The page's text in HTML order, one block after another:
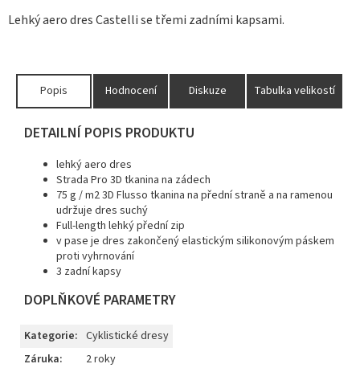
Lehký aero dres Castelli se třemi zadními kapsami.
Popis Hodnocení Diskuze Tabulka velikostí
DETAILNÍ POPIS PRODUKTU
lehký aero dres
Strada Pro 3D tkanina na zádech
75 g / m2 3D Flusso tkanina na přední straně a na ramenou
udržuje dres suchý
Full-length lehký přední zip
v pase je dres zakončený elastickým silikonovým páskem
proti vyhrnování
3 zadní kapsy
DOPLŇKOVÉ PARAMETRY
Kategorie: Cyklistické dresy
Záruka:
2 roky